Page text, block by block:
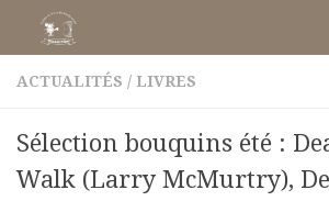
Skip to content
ACTUALITÉS / LIVRES
Sélection bouquins été :
Walk (Larry McMurtry),